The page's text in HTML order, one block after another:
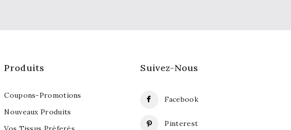
Suivez-Nous
Facebook
Pinterest
Produits
Coupons-Promotions
Nouveaux Produits